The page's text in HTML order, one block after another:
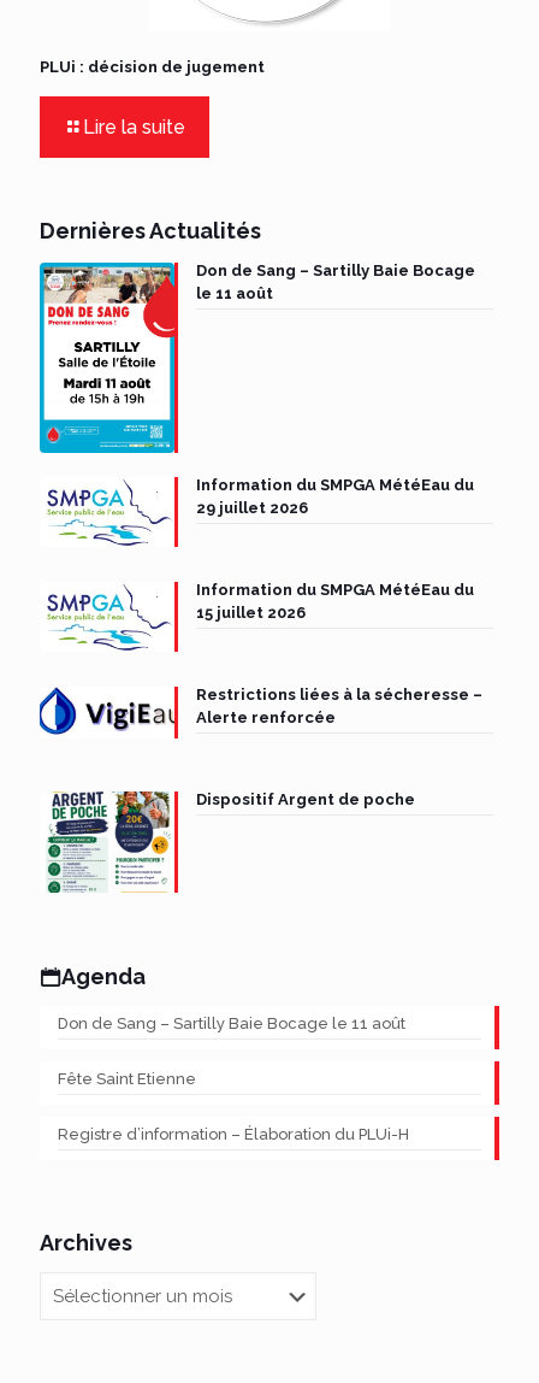
PLUi : décision de jugement
Lire la suite
Dernières Actualités
Don de Sang – Sartilly Baie Bocage
le 11 août
Information du SMPGA MétéEau du
29 juillet 2026
Information du SMPGA MétéEau du
15 juillet 2026
Restrictions liées à la sécheresse –
Alerte renforcée
Dispositif Argent de poche
Agenda
Don de Sang – Sartilly Baie Bocage le 11 août
Fête Saint Etienne
Registre d’information – Élaboration du PLUi-H
Archives
Archives